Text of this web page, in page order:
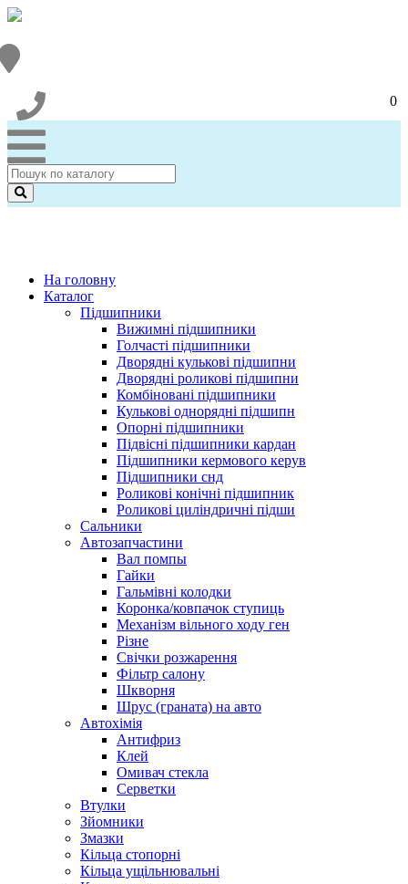
0
На головну
Каталог
Підшипники
Вижимні підшипники
Голчасті підшипники
Дворядні кулькові підшипни
Дворядні роликові підшипни
Комбіновані підшипники
Кулькові однорядні підшипн
Опорні підшипники
Підвісні підшипники кардан
Підшипники кермового керув
Підшипники снд
Роликові конічні підшипник
Роликові циліндричні підши
Сальники
Автозапчастини
Вал помпы
Гайки
Гальмівні колодки
Коронка/ковпачок ступиць
Механізм вільного ходу ген
Різне
Свічки розжарення
Фільтр салону
Шкворня
Шрус (граната) на авто
Автохімія
Антифриз
Клей
Омивач стекла
Серветки
Втулки
Зйомники
Змазки
Кільца стопорні
Кільца ущільнювальні